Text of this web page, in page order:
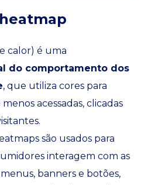
calor) é uma
do comportamento dos
, que utiliza cores para
acessadas, clicadas
são usados para
interagem com as
banners e botões,